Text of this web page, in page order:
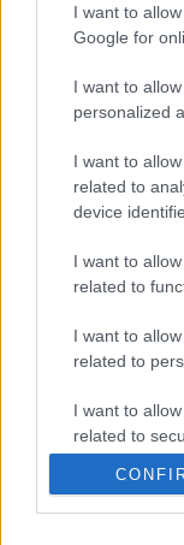
I want to
Google for
I want to
personalized
I want to
related to
device
I want to
related to
I want to
related to
I want to
related to
functionality
user
LEGOLVASOTTABB